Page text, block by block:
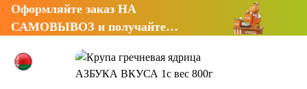
Оформляйте заказ НА
САМОВЫВОЗ и получайте